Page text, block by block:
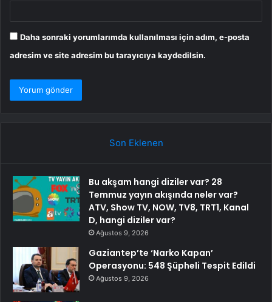
Daha sonraki yorumlarımda kullanılması için adım, e-posta
adresim ve site adresim bu tarayıcıya kaydedilsin.
Son Eklenen
Bu akşam hangi diziler var? 28
Temmuz yayın akışında neler var?
ATV, Show TV, NOW, TV8, TRT1, Kanal
D, hangi diziler var?
Ağustos 9, 2026
Gaziantep’te ‘Narko Kapan’
Operasyonu: 548 Şüpheli Tespit Edildi
Ağustos 9, 2026